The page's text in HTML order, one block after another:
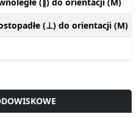
(⊥) do orientacji (M)